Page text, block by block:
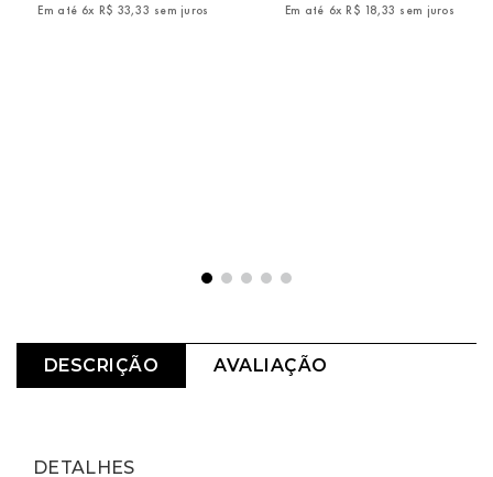
Em até 6x R$ 33,33 sem juros Em até 6x R$ 18,33 sem juros
DESCRIÇÃO AVALIAÇÃO
DETALHES